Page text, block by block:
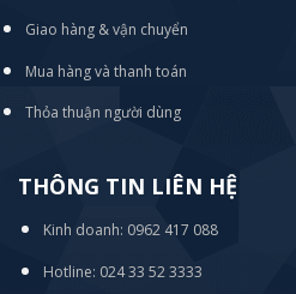
Giao hàng & vận chuyển
Mua hàng và thanh toán
Thỏa thuận người dùng
THÔNG TIN LIÊN HỆ
Kinh doanh: 0962 417 088
Hotline: 024 33 52 3333